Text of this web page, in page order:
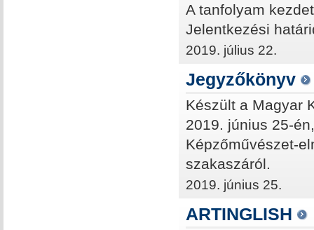
A tanfolyam
Jelentkezési
2019. július 22.
Jegyzőkönyv
Készült a Magyar
2019. június 25-
Képzőművészet-
szakaszáról.
2019. június 25.
ARTINGLISH